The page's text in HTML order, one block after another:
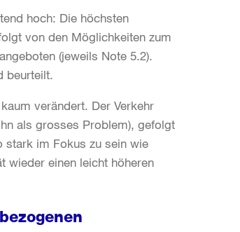
hoch: Die höchsten
von den Möglichkeiten zum
(jeweils Note 5.2).
beurteilt.
verändert. Der Verkehr
als grosses Problem), gefolgt
stark im Fokus zu sein wie
wieder einen leicht höheren